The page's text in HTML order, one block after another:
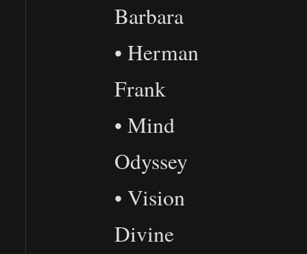
Barbara
• Herman
Frank
• Mind
Odyssey
• Vision
Divine